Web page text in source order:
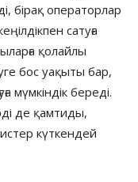
бірақ операторлар
сатуға
қолайлы
бос уақыты бар,
мүмкіндік береді.
де қамтиды,
күткендей